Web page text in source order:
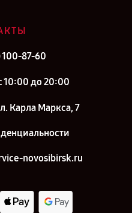
100-87-60
10:00 до 20:00
Карла Маркса, 7
novosibirsk.ru